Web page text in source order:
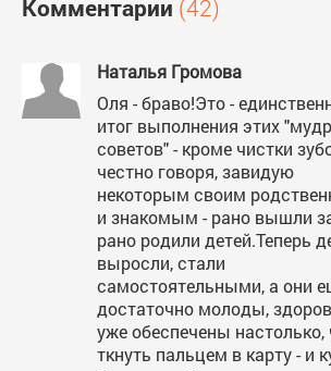
Комментарии (42)
Наталья Громова
Оля - браво!Это -
итог выполнения этих
советов" - кроме чистки
честно говоря, завидую
некоторым своим
и знакомым - рано вышли
рано родили детей.Теперь
выросли, стали
самостоятельными, а они
достаточно молоды,
уже обеспечены
ткнуть пальцем в карту - и